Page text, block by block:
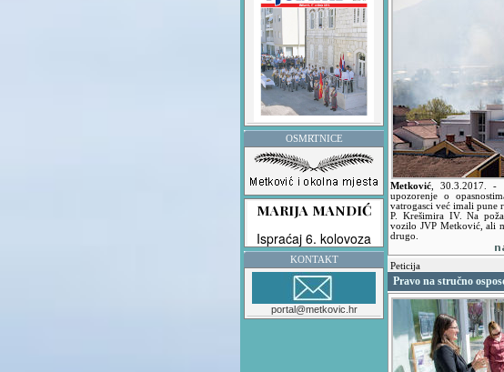
OSMRTNICE
KONTAKT
portal@metkovic.hr
Metković ,30.3.2017.-
upozorenje o
vatrogasci već imali pune
P. Krešimira IV. Na
vozilo JVP Metković, ali
drugo.
Peticija
Pravo na stručno